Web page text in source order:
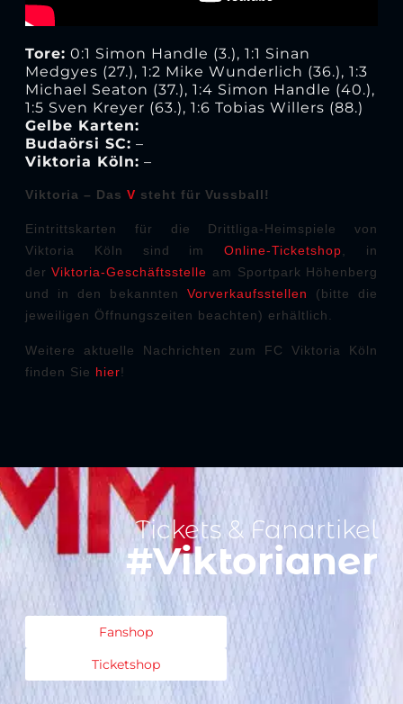
Tore: 0:1 Simon Handle (3.), 1:1 Sinan
Medgyes (27.), 1:2 Mike Wunderlich (36.), 1:3
Michael Seaton (37.), 1:4 Simon Handle (40.),
1:5 Sven Kreyer (63.), 1:6 Tobias Willers (88.)
Gelbe Karten:
Budaörsi SC: –
Viktoria Köln: –
Viktoria – Das V steht für Vussball!
Eintrittskarten für die Drittliga-Heimspiele von
Viktoria Köln sind imOnline-Ticketshop , in
derViktoria-Geschäftsstelle am Sportpark Höhenberg
und in den bekannten Vorverkaufsstellen
(bitte die
jeweiligen Öffnungszeiten beachten) erhältlich.
Weitere aktuelle Nachrichten zum FC Viktoria Köln
finden Sie hier!
Tickets & Fanartikel
#Viktorianer
Fanshop
Ticketshop